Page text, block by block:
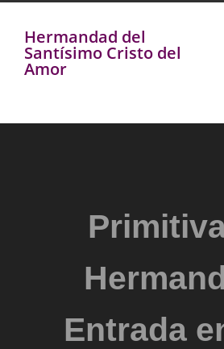
Hermandad del
Santísimo Cristo del
Amor
Entrada